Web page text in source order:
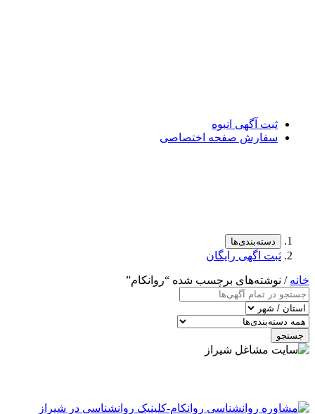
ثبت آگهی انبوه
سفارش صفحه اختصاصی
دسته‌بندی‌ها
ثبت اگهی رایگان
خانه / نوشته‌های برچسب شده “روانکام”
جستجو